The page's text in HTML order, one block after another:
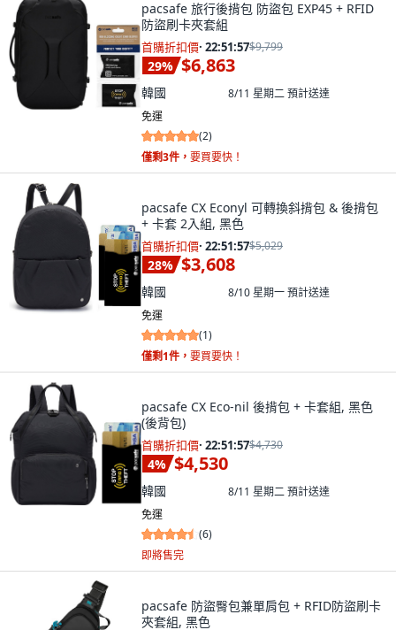
pacsafe 旅行後揹包 防盜包 EXP45 + RFID
防盜刷卡夾套組
首購折扣價· 22:51:55$9,799
29% $6,863
韓國 8/11 星期二預計送達
免運
(2)
僅剩3件， 要買要快！
pacsafe CX Econyl 可轉換斜揹包 & 後揹包
+ 卡套 2入組, 黑色
首購折扣價· 22:51:55$5,029
28% $3,608
韓國 8/10 星期一預計送達
免運
(1)
僅剩1件， 要買要快！
pacsafe CX Eco-nil 後揹包 + 卡套組, 黑色
(後背包)
首購折扣價· 22:51:55$4,730
4% $4,530
韓國 8/11 星期二預計送達
免運
(6)
即將售完
pacsafe 防盜臀包兼單肩包 + RFID防盜刷卡
夾套組, 黑色